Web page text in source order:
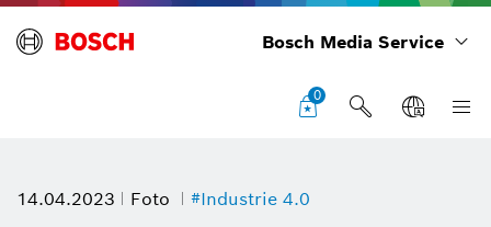
Bosch Media Service
0
14.04.2023 Foto #Industrie 4.0